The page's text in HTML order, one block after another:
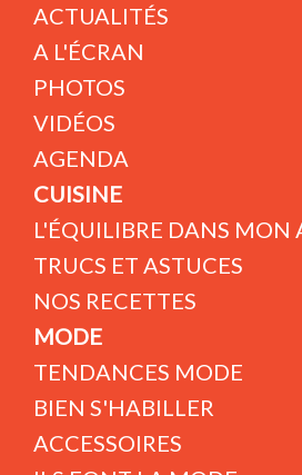
ACTUALITÉS
A L'ÉCRAN
PHOTOS
VIDÉOS
AGENDA
CUISINE
L'ÉQUILIBRE DANS MON
TRUCS ET ASTUCES
NOS RECETTES
MODE
TENDANCES MODE
BIEN S'HABILLER
ACCESSOIRES